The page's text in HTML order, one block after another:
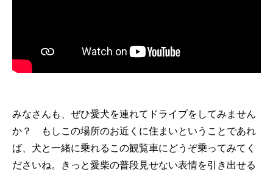
みなさんも、ぜひ愛犬を連れてドライブをしてみません
か？ もしこの場所のお近くに住まいということであれ
ば、犬と一緒に乗れるこの観覧車にどうぞ乗ってみてく
ださいね。きっと愛柴の普段見せない表情を引き出せる